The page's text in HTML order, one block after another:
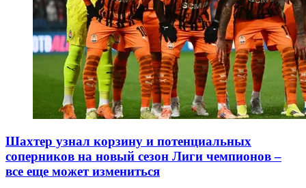
Шахтер узнал корзину и потенциальных
соперников на новый сезон Лиги чемпионов –
все еще может измениться